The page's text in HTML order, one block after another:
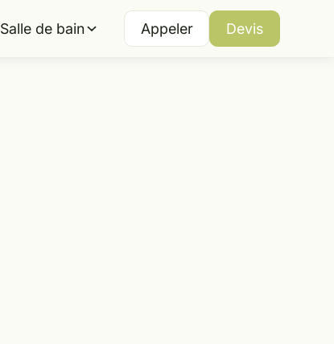
Salle de bain Appeler Devis